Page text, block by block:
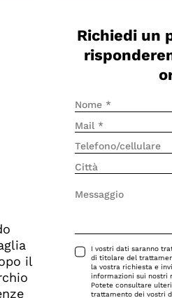
il
Richiedi un
I vostri dati saranno
di titolare del
la vostra richiesta e
informazioni sui nostri
Potete consultare
trattamento dei vostri